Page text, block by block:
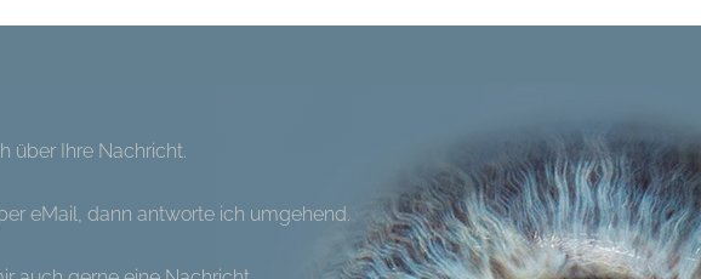
über Ihre Nachricht.
eMail, dann antworte ich umgehend.